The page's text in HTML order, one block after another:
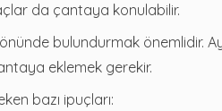
da çantaya konulabilir.
bulundurmak önemlidir.
eklemek gerekir.
bazı ipuçları: